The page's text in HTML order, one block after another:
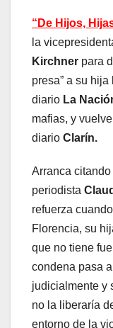
“De Hijos,
la
Kirchner para
presa” a su hija
diario La
mafias, y
diario Clarín.
Arranca citando
periodista
refuerza
Florencia, su
que no tiene
condena pasa
judicialmente y
no la liberaría
entorno de la